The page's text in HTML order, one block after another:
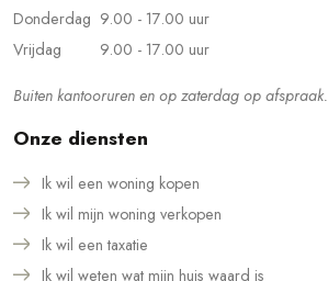
Donderdag 9.00 - 17.00 uur
Vrijdag
9.00 - 17.00 uur
Buiten kantooruren en op zaterdag op afspraak.
Onze diensten
Ik wil een woning kopen
Ik wil mijn woning verkopen
Ik wil een taxatie
Ik wil weten wat mijn huis waard is